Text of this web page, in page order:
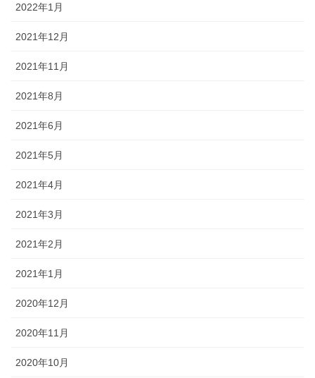
2022年1月
2021年12月
2021年11月
2021年8月
2021年6月
2021年5月
2021年4月
2021年3月
2021年2月
2021年1月
2020年12月
2020年11月
2020年10月